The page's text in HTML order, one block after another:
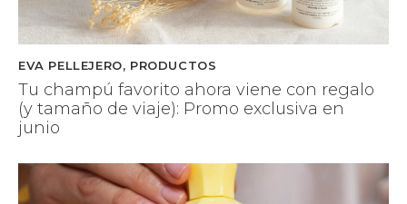
EVA PELLEJERO, PRODUCTOS
Tu champú favorito ahora viene con regalo
(y tamaño de viaje): Promo exclusiva en
junio